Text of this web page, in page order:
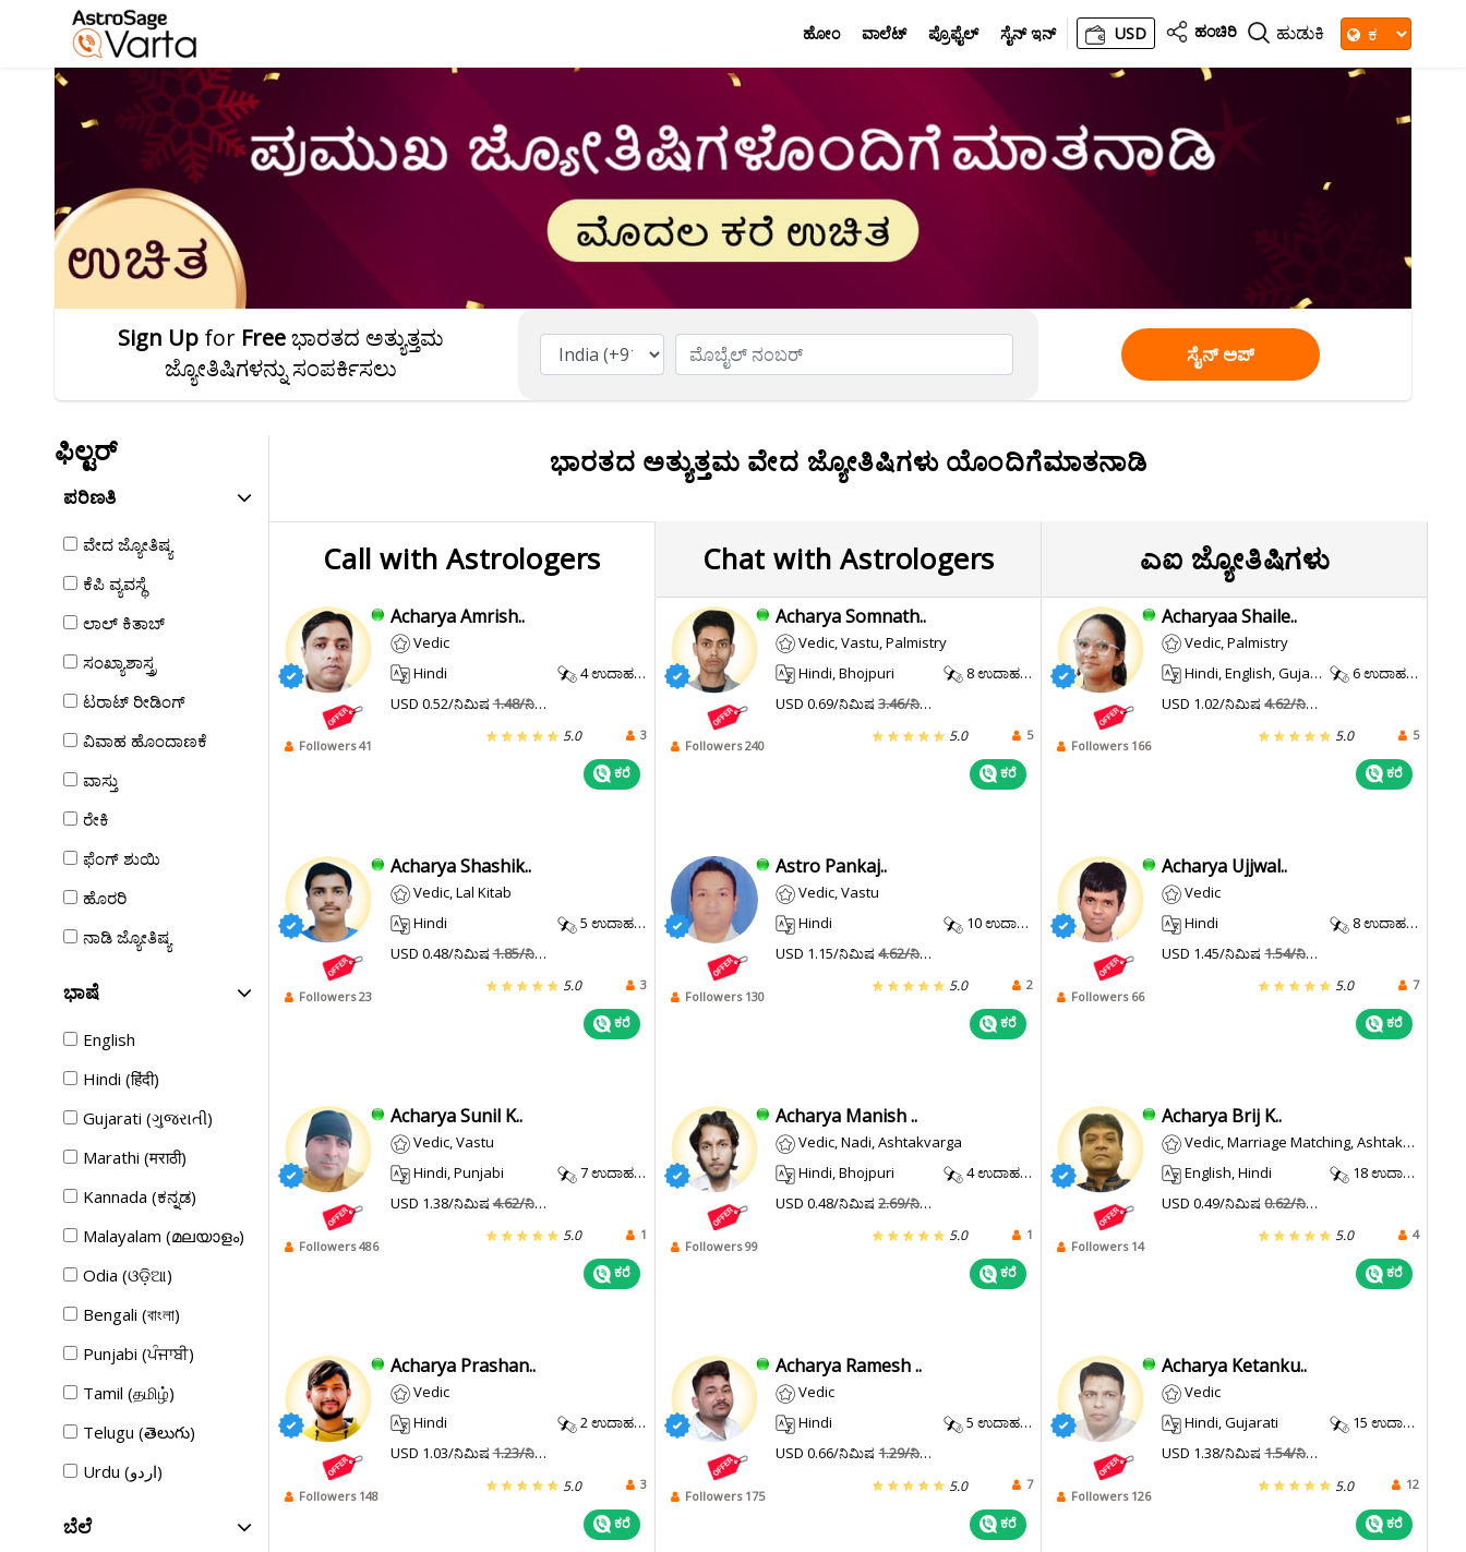
ಹೋಂ ವಾಲೆಟ್ ಪ್ರೊಫೈಲ್ ಸೈನ್ ಇನ್ USD ಹಂಚಿರಿ ಹುಡುಕಿ
Sign Up for Freeಭಾರತದ ಅತ್ಯುತ್ತಮ
ಜ್ಯೋತಿಷಿಗಳನ್ನು ಸಂಪರ್ಕಿಸಲು
ಸೈನ್ ಅಪ್
ಫಿಲ್ಟರ್
ಪರಿಣತಿ
ವೇದ ಜ್ಯೋತಿಷ್ಯ
ಕೆಪಿ ವ್ಯವಸ್ಥೆ
ಲಾಲ್ ಕಿತಾಬ್
ಸಂಖ್ಯಾಶಾಸ್ತ್ರ
ಟರಾಟ್ ರೀಡಿಂಗ್
ವಿವಾಹ ಹೊಂದಾಣಕೆ
ವಾಸ್ತು
ರೇಕಿ
ಫೆಂಗ್ ಶುಯಿ
ಹೊರರಿ
ನಾಡಿ ಜ್ಯೋತಿಷ್ಯ
ಭಾಷೆ
English
Hindi (हिंदी)
Gujarati (ગુજરાતી)
Marathi (मराठी)
Kannada (ಕನ್ನಡ)
Malayalam (മലയാളം)
Odia (ଓଡ଼ିଆ)
Bengali (বাংলা)
Punjabi (ਪੰਜਾਬੀ)
Tamil (தமிழ்)
Telugu (తెలుగు)
Urdu (اردو)
ಬೆಲೆ
ಭಾರತದ ಅತ್ಯುತ್ತಮ ವೇದ ಜ್ಯೋತಿಷಿಗಳು ಯೊಂದಿಗೆಮಾತನಾಡಿ
ಎಐ ಜ್ಯೋತಿಷಿಗಳು
Call with Astrologers Chat with Astrologers
Followers 41
Acharya Amrish..
Vedic
Hindi
4 ಉದಾಹರಣೆ.
USD 0.52/ನಿಮಿಷ1.48/ನಿಮಿಷ
5.0 3
ಕರೆ
Followers 240
Acharya Somnath..
Vedic, Vastu, Palmistry
Hindi, Bhojpuri
8 ಉದಾಹರಣೆ.
USD 0.69/ನಿಮಿಷ3.46/ನಿಮಿಷ
5.0 5
ಕರೆ
Followers 166
Acharyaa Shaile..
Vedic, Palmistry
Hindi, English, Gujarati
6 ಉದಾಹರಣೆ.
USD 1.02/ನಿಮಿಷ4.62/ನಿಮಿಷ
5.0 5
ಕರೆ
Followers 23
Acharya Shashik..
Vedic, Lal Kitab
Hindi
5 ಉದಾಹರಣೆ.
USD 0.48/ನಿಮಿಷ1.85/ನಿಮಿಷ
5.0 3
ಕರೆ
Followers 130
Astro Pankaj..
Vedic, Vastu
Hindi
10 ಉದಾಹರಣೆ.
USD 1.15/ನಿಮಿಷ4.62/ನಿಮಿಷ
5.0 2
ಕರೆ
Followers 66
Acharya Ujjwal..
Vedic
Hindi
8 ಉದಾಹರಣೆ.
USD 1.45/ನಿಮಿಷ1.54/ನಿಮಿಷ
5.0 7
ಕರೆ
Followers 486
Acharya Sunil K..
Vedic, Vastu
Hindi, Punjabi
7 ಉದಾಹರಣೆ.
USD 1.38/ನಿಮಿಷ4.62/ನಿಮಿಷ
5.0 1
ಕರೆ
Followers 99
Acharya Manish ..
Vedic, Nadi, Ashtakvarga
Hindi, Bhojpuri
4 ಉದಾಹರಣೆ.
USD 0.48/ನಿಮಿಷ2.69/ನಿಮಿಷ
5.0 1
ಕರೆ
Followers 14
Acharya Brij K..
Vedic, Marriage Matching, Ashtakvarga
English, Hindi
18 ಉದಾಹರಣೆ.
USD 0.49/ನಿಮಿಷ0.62/ನಿಮಿಷ
5.0 4
ಕರೆ
Followers 148
Acharya Prashan..
Vedic
Hindi
2 ಉದಾಹರಣೆ.
USD 1.03/ನಿಮಿಷ1.23/ನಿಮಿಷ
5.0 3
ಕರೆ
Followers 175
Acharya Ramesh ..
Vedic
Hindi
5 ಉದಾಹರಣೆ.
USD 0.66/ನಿಮಿಷ1.29/ನಿಮಿಷ
5.0 7
ಕರೆ
Followers 126
Acharya Ketanku..
Vedic
Hindi, Gujarati
15 ಉದಾಹರಣೆ.
USD 1.38/ನಿಮಿಷ1.54/ನಿಮಿಷ
5.0 12
ಕರೆ